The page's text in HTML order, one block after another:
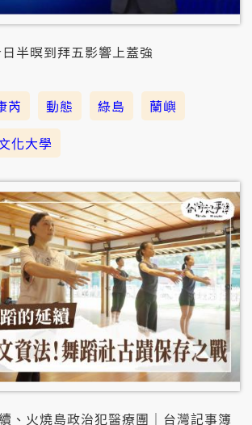
半暝到拜五影響上蓋強
芮 動態 綠島
蘭嶼
化大學
、火燒島政治犯醫療團｜台灣記事簿